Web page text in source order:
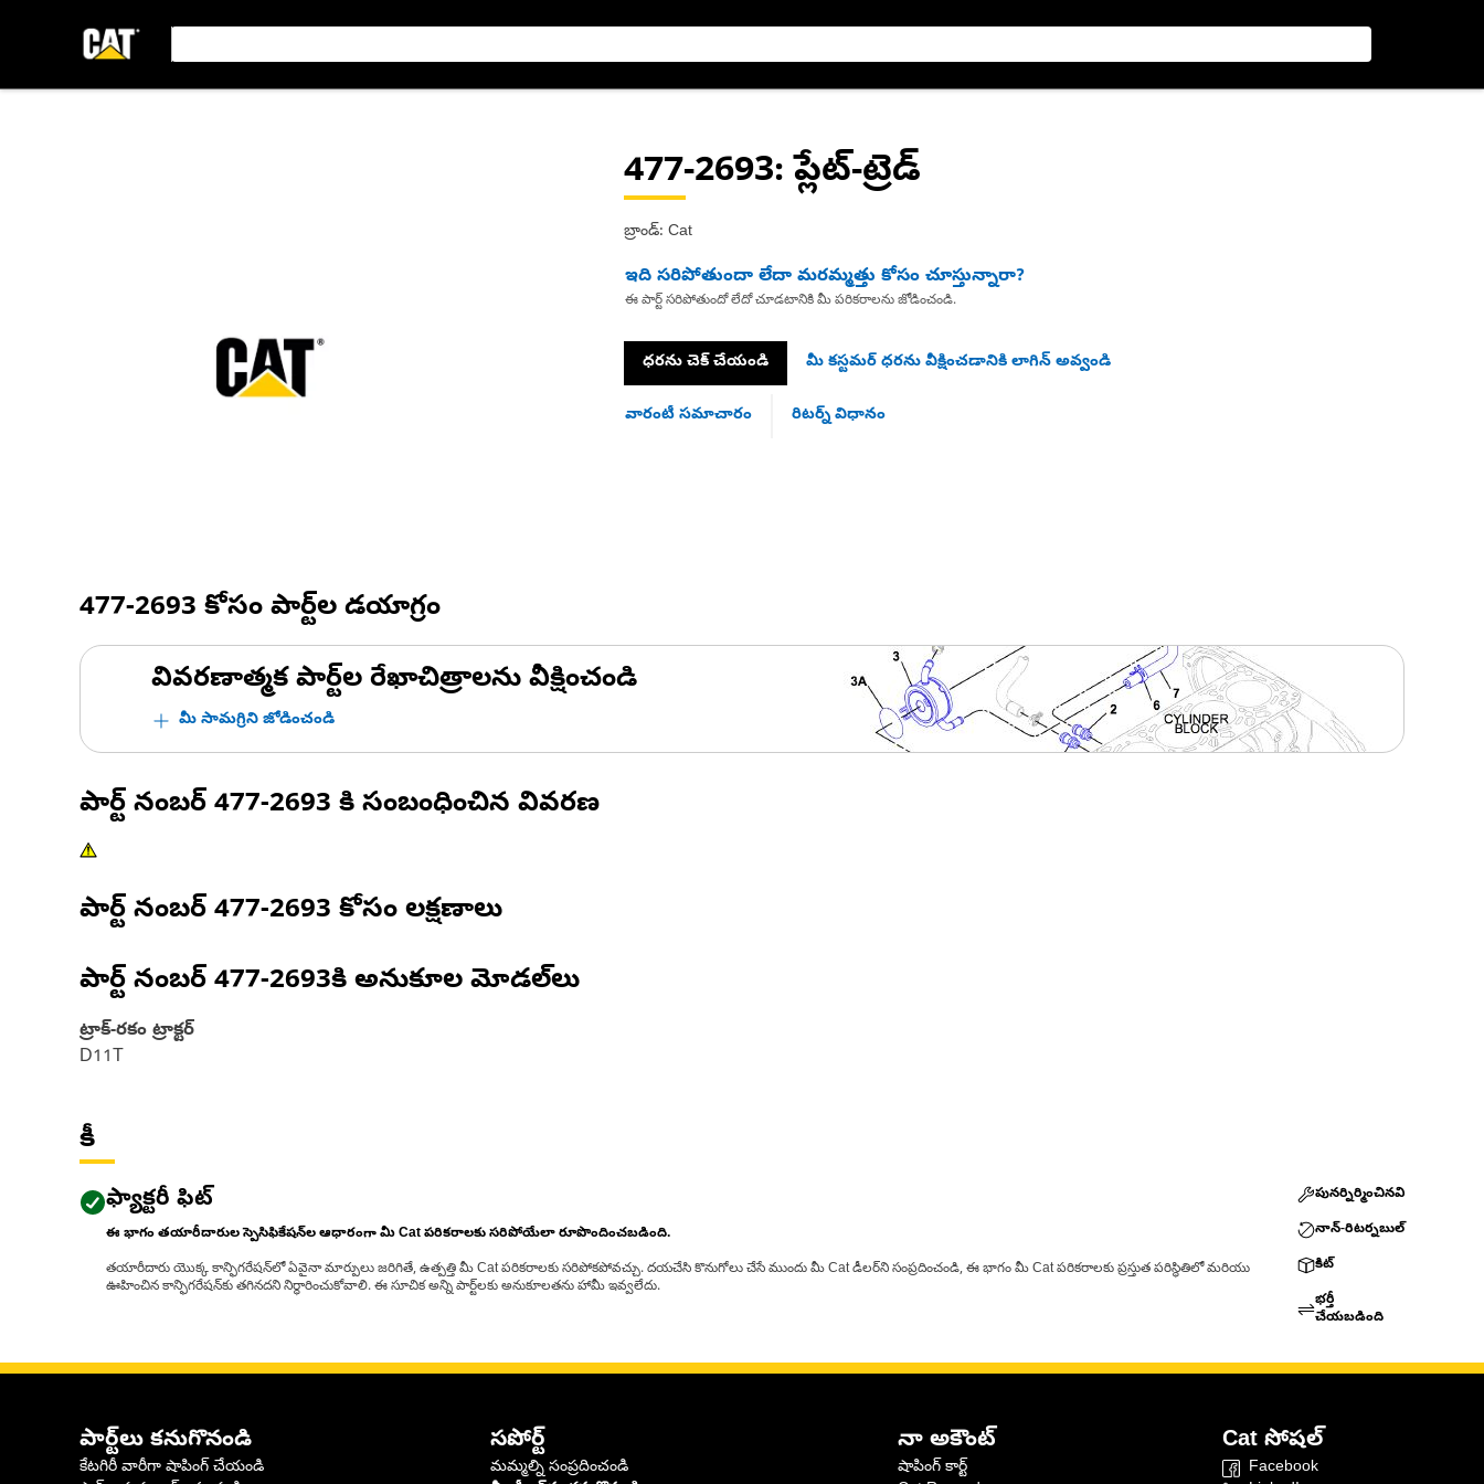
477-2693: ప్లేట్-ట్రెడ్
బ్రాండ్: Cat
ఇది సరిపోతుందా లేదా మరమ్మత్తు కోసం చూస్తున్నారా?
ఈ పార్ట్ సరిపోతుందో లేదో చూడటానికి మీ పరికరాలను జోడించండి.
ధరను చెక్ చేయండి మీ కస్టమర్ ధరను వీక్షించడానికి లాగిన్ అవ్వండి
వారంటీ సమాచారం రిటర్న్ విధానం
477-2693 కోసం పార్ట్‌ల డయాగ్రం
వివరణాత్మక పార్ట్‌ల రేఖాచిత్రాలను వీక్షించండి
మీ సామగ్రిని జోడించండి
పార్ట్ నంబర్ 477-2693 కి సంబంధించిన వివరణ
పార్ట్ నంబర్ 477-2693 కోసం లక్షణాలు
పార్ట్ నంబర్ 477-2693కి అనుకూల మోడల్‌లు
ట్రాక్-రకం ట్రాక్టర్‌
D11T
కీ
ఫ్యాక్టరీ ఫిట్
ఈ భాగం తయారీదారుల స్పెసిఫికేషన్‌ల ఆధారంగా మీ Cat పరికరాలకు సరిపోయేలా రూపొందించబడింది.
తయారీదారు యొక్క కాన్ఫిగరేషన్‌లో ఏవైనా మార్పులు జరిగితే, ఉత్పత్తి మీ Cat పరికరాలకు సరిపోకపోవచ్చు. దయచేసి కొనుగోలు చేసే ముందు మీ Cat డీలర్‌ని సంప్రదించండి, ఈ భాగం మీ Cat పరికరాలకు ప్రస్తుత పరిస్థితిలో మరియు
ఊహించిన కాన్ఫిగరేషన్‌కు తగినదని నిర్ధారించుకోవాలి. ఈ సూచిక అన్ని పార్ట్‌లకు అనుకూలతను హామీ ఇవ్వలేదు.
పునర్నిర్మించినవి
నాన్-రిటర్నబుల్
కిట్
భర్తీ
చేయబడింది
పార్ట్‌లు కనుగొనండి
కేటగిరీ వారీగా షాపింగ్ చేయండి
సపోర్ట్
మమ్మల్ని సంప్రదించండి
నా అకౌంట్
షాపింగ్ కార్ట్
Cat సోషల్
Facebook